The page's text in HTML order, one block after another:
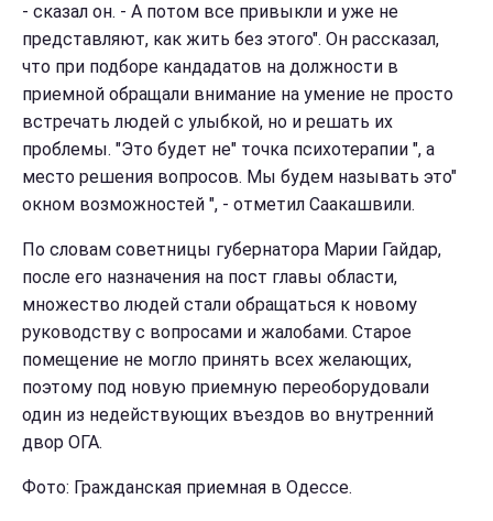
- сказал он. - А потом все привыкли и уже не
представляют, как жить без этого". Он рассказал,
что при подборе кандадатов на должности в
приемной обращали внимание на умение не просто
встречать людей с улыбкой, но и решать их
проблемы. "Это будет не" точка психотерапии ", а
место решения вопросов. Мы будем называть это"
окном возможностей ", - отметил Саакашвили.
По словам советницы губернатора Марии Гайдар,
после его назначения на пост главы области,
множество людей стали обращаться к новому
руководству с вопросами и жалобами. Старое
помещение не могло принять всех желающих,
поэтому под новую приемную переоборудовали
один из недействующих въездов во внутренний
двор ОГА.
Фото: Гражданская приемная в Одессе.